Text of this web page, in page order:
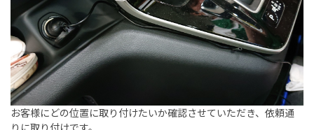
お客様にどの位置に取り付けたいか確認させていただき、依頼通